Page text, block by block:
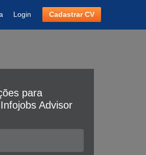
Login Cadastrar CV
para
Advisor